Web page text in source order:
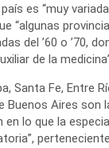
es “muy
“algunas
del ’60 o ’70,
de la
Santa Fe, Entre
Buenos Aires son
en lo que la